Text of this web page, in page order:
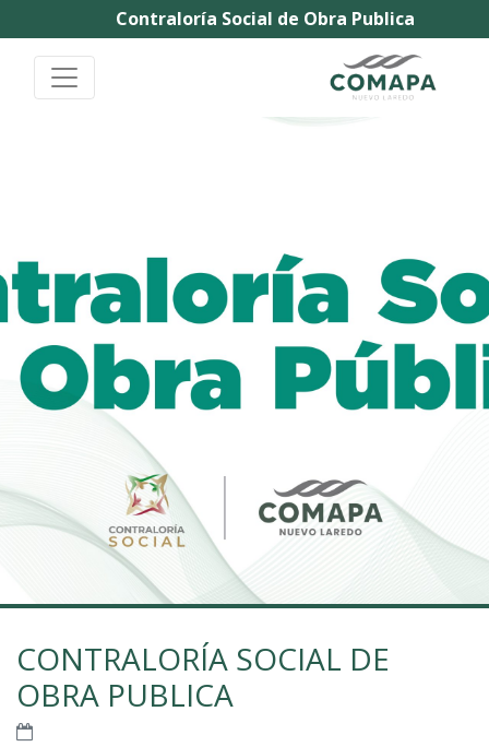
Contraloría Social de Obra Publica
CONTRALORÍA SOCIAL DE
OBRA PUBLICA